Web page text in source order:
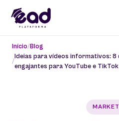
Início Blog
Ideias para vídeos informativos:
engajantes para YouTube e TikTok